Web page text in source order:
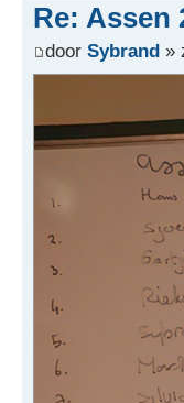
Re: Assen
door Sybrand »